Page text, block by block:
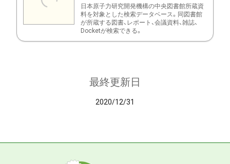
日本原子力研究開発機構の中央図書館所蔵資
料を対象とした検索データベース。同図書館
が所蔵する図書、レポート、会議資料、雑誌、
Docketが検索できる。
最終更新日
2020/12/31